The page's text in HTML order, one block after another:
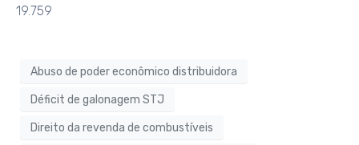
19.759
Abuso de poder econômico distribuidora
Déficit de galonagem STJ
Direito da revenda de combustíveis